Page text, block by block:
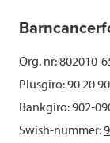
Org. nr: 802010-
Plusgiro: 90 20
Bankgiro: 902-
Swish-nummer: